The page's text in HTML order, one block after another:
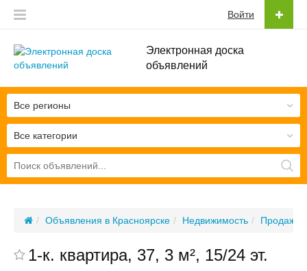
Электронная доска
объявлений
Войти
Все категории
Все регионы
Объявления в Красноярске Недвижимость Продажа
1-к. квартира, 37, 3 м², 15/24 эт.